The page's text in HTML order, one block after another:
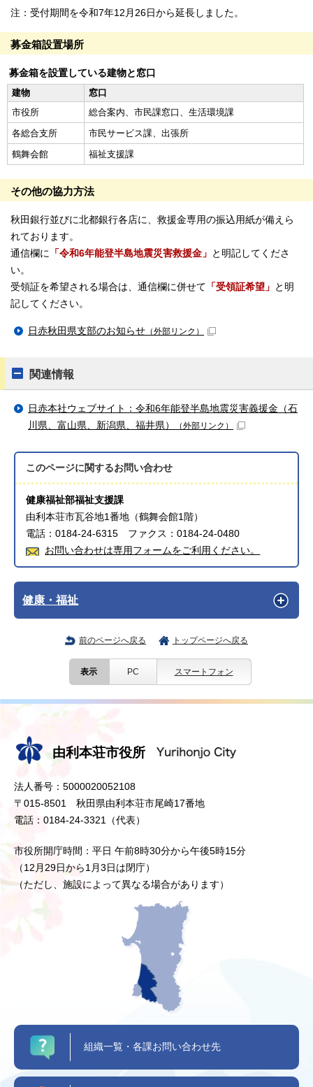
注：受付期間を令和7年12月26日から延長しました。
募金箱設置場所
募金箱を設置している建物と窓口
建物
窓口
市役所
総合案内、市民課窓口、生活環境課
各総合支所
市民サービス課、出張所
鶴舞会館
福祉支援課
その他の協力方法
秋田銀行並びに北都銀行各店に、救援金専用の振込用紙が備えら
れております。
通信欄に 「令和6年能登半島地震災害救援金」 と明記してくださ
い。
受領証を希望される場合は、通信欄に併せて 「受領証希望」 と明
記してください。
日赤秋田県支部のお知らせ （外部リンク）
関連情報
日赤本社ウェブサイト：令和6年能登半島地震災害義援金（石
川県、富山県、新潟県、福井県）
（外部リンク）
このページに関するお問い合わせ
健康福祉部福祉支援課
由利本荘市瓦谷地1番地（鶴舞会館1階）
電話：0184-24-6315 ファクス：0184-24-0480
お問い合わせは専用フォームをご利用ください。
健康・福祉
前のページへ戻る トップページへ戻る
表示 PC スマートフォン
由利本荘市役所
法人番号：5000020052108
〒015-8501 秋田県由利本荘市尾崎17番地
電話：0184-24-3321（代表）
市役所開庁時間：平日 午前8時30分から午後5時15分
（12月29日から1月3日は閉庁）
（ただし、施設によって異なる場合があります）
組織一覧・各課お問い合わせ先